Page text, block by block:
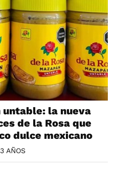
untable: la nueva
de la Rosa que
dulce mexicano
AÑOS